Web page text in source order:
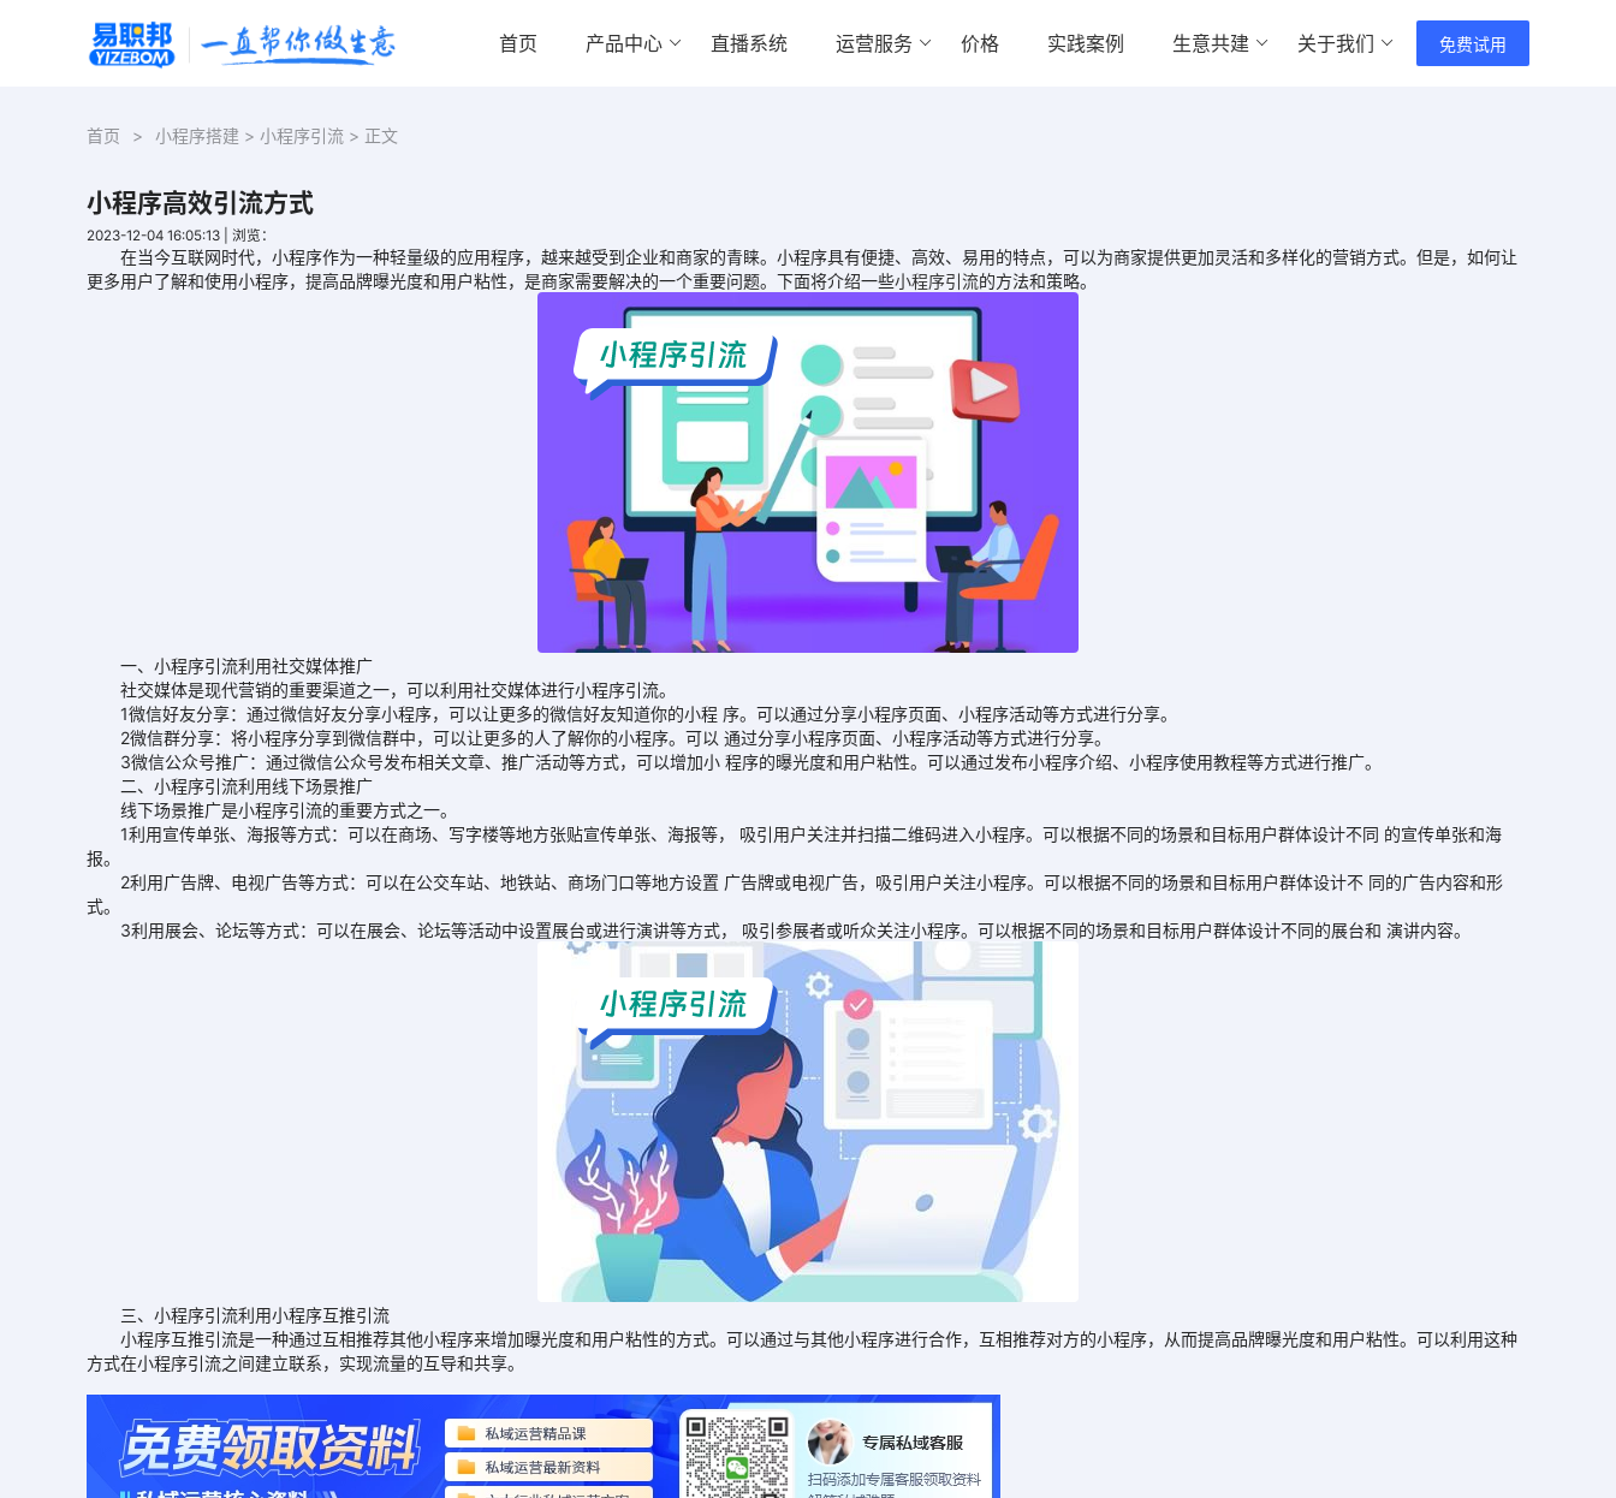
首页 产品中心 直播系统 运营服务 价格 实践案例 生意共建 关于我们 免费试用
首页 > 小程序搭建 > 小程序引流 > 正文
小程序高效引流方式
2023-12-04 16:05:13 浏览：
在当今互联网时代，小程序作为一种轻量级的应用程序，越来越受到企业和商家的青睐。小程序具有便捷、高效、易用的特点，可以为商家提供更加灵活和多样化的营销方式。但是，如何让
更多用户了解和使用小程序，提高品牌曝光度和用户粘性，是商家需要解决的一个重要问题。下面将介绍一些小程序引流的方法和策略。
一、小程序引流利用社交媒体推广
社交媒体是现代营销的重要渠道之一，可以利用社交媒体进行小程序引流。
1微信好友分享：通过微信好友分享小程序，可以让更多的微信好友知道你的小程 序。可以通过分享小程序页面、小程序活动等方式进行分享。
2微信群分享：将小程序分享到微信群中，可以让更多的人了解你的小程序。可以 通过分享小程序页面、小程序活动等方式进行分享。
3微信公众号推广：通过微信公众号发布相关文章、推广活动等方式，可以增加小 程序的曝光度和用户粘性。可以通过发布小程序介绍、小程序使用教程等方式进行推广。
二、小程序引流利用线下场景推广
线下场景推广是小程序引流的重要方式之一。
1利用宣传单张、海报等方式：可以在商场、写字楼等地方张贴宣传单张、海报等， 吸引用户关注并扫描二维码进入小程序。可以根据不同的场景和目标用户群体设计不同 的宣传单张和海
报。
2利用广告牌、电视广告等方式：可以在公交车站、地铁站、商场门口等地方设置 广告牌或电视广告，吸引用户关注小程序。可以根据不同的场景和目标用户群体设计不 同的广告内容和形
式。
3利用展会、论坛等方式：可以在展会、论坛等活动中设置展台或进行演讲等方式， 吸引参展者或听众关注小程序。可以根据不同的场景和目标用户群体设计不同的展台和 演讲内容。
三、小程序引流利用小程序互推引流
小程序互推引流是一种通过互相推荐其他小程序来增加曝光度和用户粘性的方式。可以通过与其他小程序进行合作，互相推荐对方的小程序，从而提高品牌曝光度和用户粘性。可以利用这种
方式在小程序引流之间建立联系，实现流量的互导和共享。